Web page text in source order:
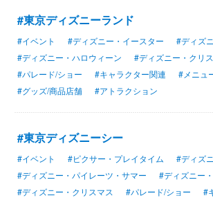
#東京ディズニーランド
#イベント #ディズニー・イースター
#ディズ
#ディズニー・ハロウィーン
#ディズニー・クリ
#パレード/ショー
#キャラクター関連
#メニュ
#グッズ/商品店舗
#アトラクション
#東京ディズニーシー
#イベント #ピクサー・プレイタイム
#ディズ
#ディズニー・パイレーツ・サマー
#ディズニー
#ディズニー・クリスマス
#パレード/ショー
#